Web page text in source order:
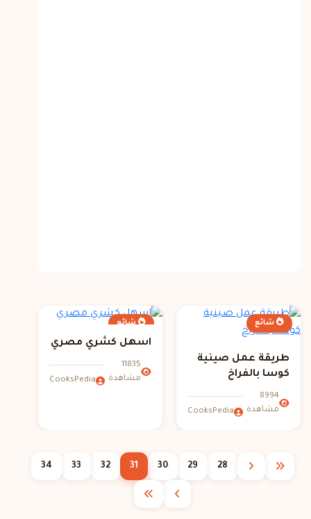
شائع
طريقة عمل صينية
كوسا بالفراخ
8994
مشاهدة
CooksPedia
شائع
اسهل كشري مصري
11835
مشاهدة
CooksPedia
28
29
30
31
32
33
34